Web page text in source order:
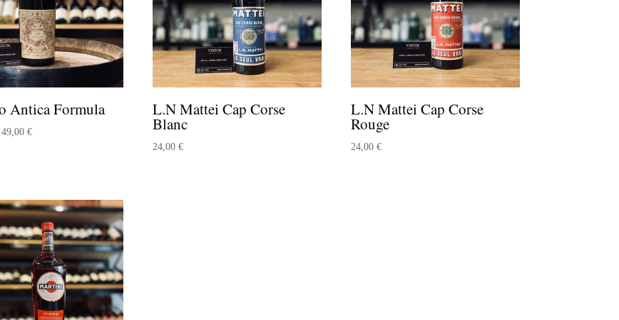
Antica Formula
49,00€Plage
49,00 €
L.N Mattei Cap Corse
Blanc
24,00€
L.N Mattei Cap Corse
Rouge
24,00€